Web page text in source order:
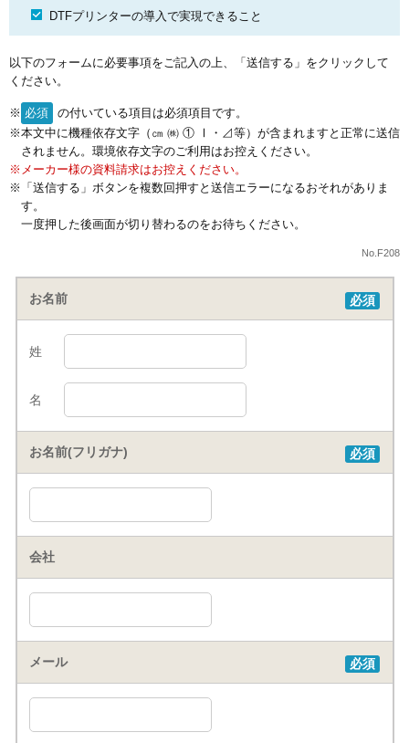
DTFプリンターの導入で実現できること
以下のフォームに必要事項をご記入の上、「送信する」をクリックして
ください。
必須
の付いている項目は必須項目です。
本文中に機種依存文字（㎝ ㈱ ① Ⅰ・⊿等）が含まれますと正常に送信
されません。環境依存文字のご利用はお控えください。
メーカー様の資料請求はお控えください。
「送信する」ボタンを複数回押すと送信エラーになるおそれがありま
す。
一度押した後画面が切り替わるのをお待ちください。
No.F208
お名前 必須
姓
名
お名前(フリガナ) 必須
会社
メール 必須